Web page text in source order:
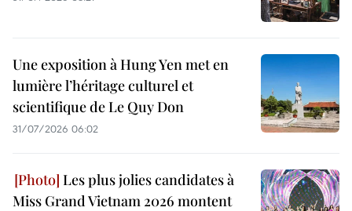
Une exposition à Hung Yen met en
lumière l’héritage culturel et
scientifique de Le Quy Don
31/07/2026 06:02
Les plus jolies candidates à
Miss Grand Vietnam 2026 montent